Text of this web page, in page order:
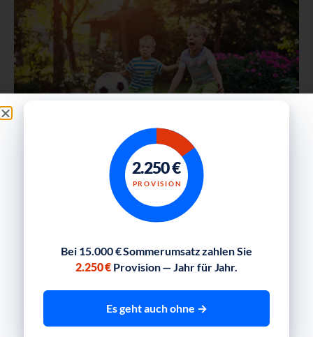
Nebensaison füllen: Warum Emotionen oft stärker
Fuchs Karl-Heinzsagt: 02/07/2020 um 06:37 Uhr
Sehr geehrte Damen und Herren,
2.250 €
PROVISION
Bei 15.000 € Sommerumsatz zahlen Sie
2.250 € Provision — Jahr für Jahr.
Es geht auch ohne →